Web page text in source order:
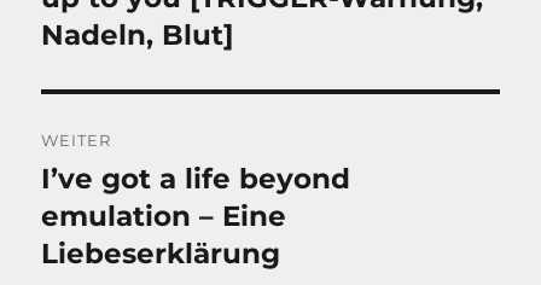
Nadeln, Blut]
WEITER
Nächster
Beitrag:
I’ve got a life beyond
emulation – Eine
Liebeserklärung